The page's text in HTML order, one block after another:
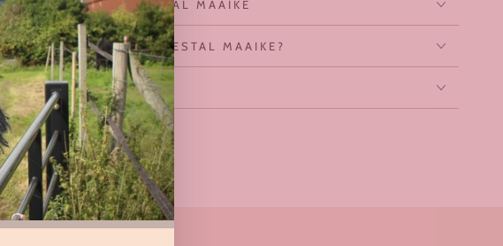
OVER HOBBYHORSESTAL MAAIKE
WAAROM HOBBYHORSESTAL MAAIKE?
GRATIS VOOR JOU
Share